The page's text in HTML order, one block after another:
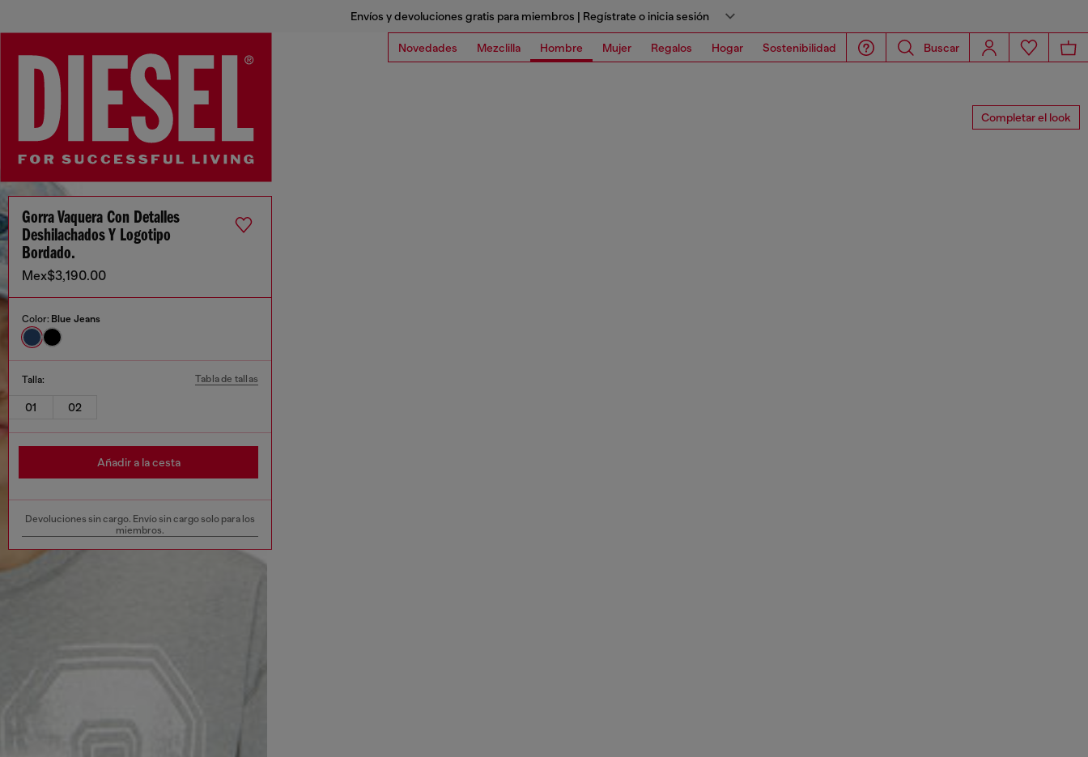
Envíos y devoluciones gratis para miembros | Regístrate o inicia sesión
Novedades Mezclilla Hombre Mujer Regalos Hogar Sostenibilidad Buscar
Completar el look
Gorra Vaquera Con Detalles
Deshilachados Y Logotipo
Bordado.
Mex$3,190.00
Color: Blue Jeans
Talla: Tabla de tallas
01 02
Añadir a la cesta
Devoluciones sin cargo. Envío sin cargo solo para los
miembros.